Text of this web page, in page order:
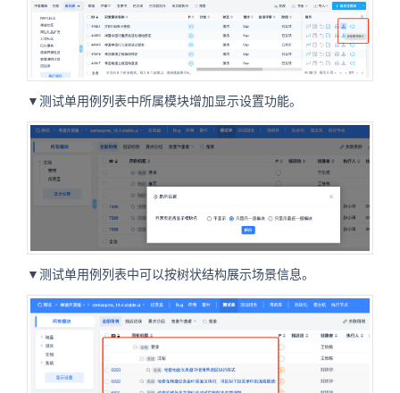
▼测试单用例列表中所属模块增加显示设置功能。
▼测试单用例列表中可以按树状结构展示场景信息。